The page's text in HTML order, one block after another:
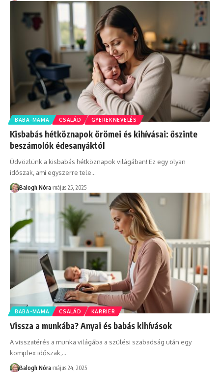
BABA-MAMA CSALÁD GYEREKNEVELÉS
Kisbabás hétköznapok örömei és kihívásai: őszinte
beszámolók édesanyáktól
Üdvözlünk a kisbabás hétköznapok világában! Ez egy olyan
időszak, ami egyszerre tele…
Balogh Nóra május 25, 2025
BABA-MAMA CSALÁD KARRIER
Vissza a munkába? Anyai és babás kihívások
A visszatérés a munka világába a szülési szabadság után egy
komplex időszak, …
Balogh Nóra május 24, 2025